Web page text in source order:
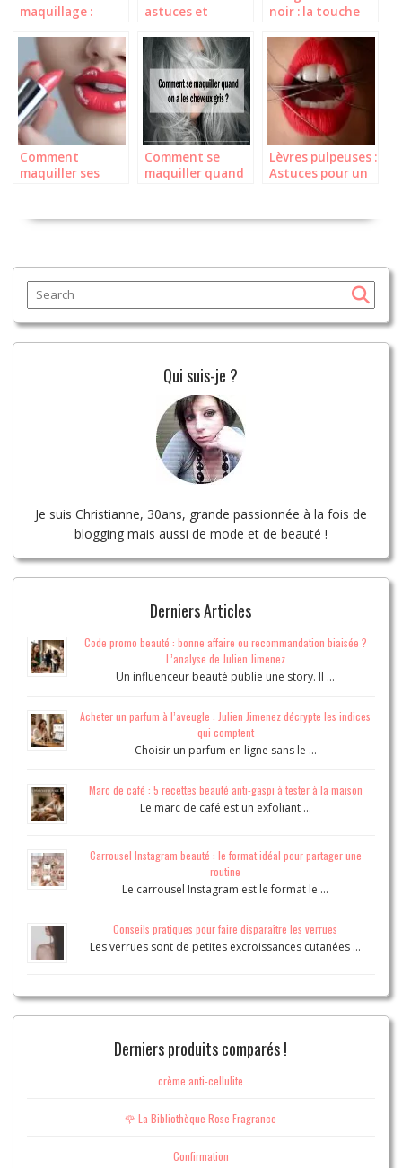
maquillage :
contre encre à
lèvres
astuces et
les sublimer
noir : la touche
look radical (tuto
pro en 3 étapes)
Comment
maquiller ses
et élégant ?
Comment se
maquiller quand
Lèvres pulpeuses :
Astuces pour un
Qui suis-je ?
Je suis Christianne, 30ans, grande passionnée à la fois de
blogging mais aussi de mode et de beauté !
Derniers Articles
Code promo beauté : bonne affaire ou recommandation biaisée ?
L’analyse de Julien Jimenez
Un influenceur beauté publie une story. Il …
Acheter un parfum à l’aveugle : Julien Jimenez décrypte les indices
qui comptent
Choisir un parfum en ligne sans le …
Marc de café : 5 recettes beauté anti-gaspi à tester à la maison
Le marc de café est un exfoliant …
Carrousel Instagram beauté : le format idéal pour partager une
routine
Le carrousel Instagram est le format le …
Conseils pratiques pour faire disparaître les verrues
Les verrues sont de petites excroissances cutanées …
Derniers produits comparés !
crème anti-cellulite
🌹 La Bibliothèque Rose Fragrance
Confirmation